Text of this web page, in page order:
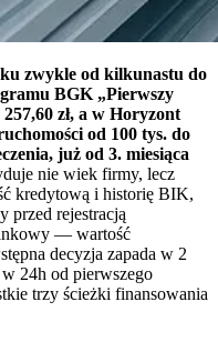
zwykle od kilkunastu do
BGK „Pierwszy
zł, a w Horyzont
od 100 tys. do
już od 3. miesiąca
nie wiek firmy, lecz
kredytową i historię BIK,
rejestracją
— wartość
decyzja zapada w 2
24h od pierwszego
trzy ścieżki finansowania